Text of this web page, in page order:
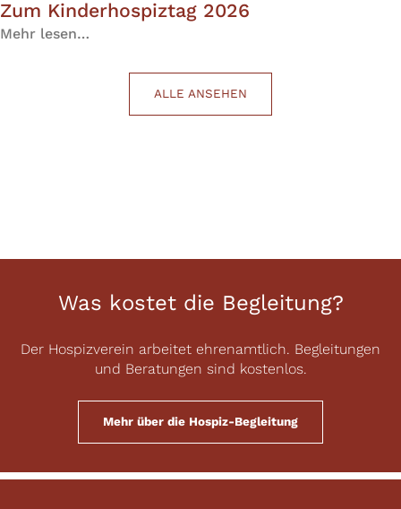
Zum Kinderhospiztag 2026
Mehr lesen…
ALLE ANSEHEN
Was kostet die Begleitung?
Der Hospizverein arbeitet ehrenamtlich. Begleitungen
und Beratungen sind kostenlos.
Mehr über die Hospiz-Begleitung